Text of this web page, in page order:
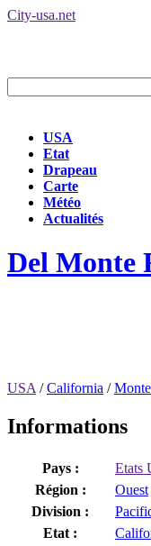
City-usa.net
USA
Etat
Drapeau
Carte
Météo
Actualités
Del Monte
USA /California /
Informations
Pays :
Etats
Région :
Ouest
Division :
Etat :